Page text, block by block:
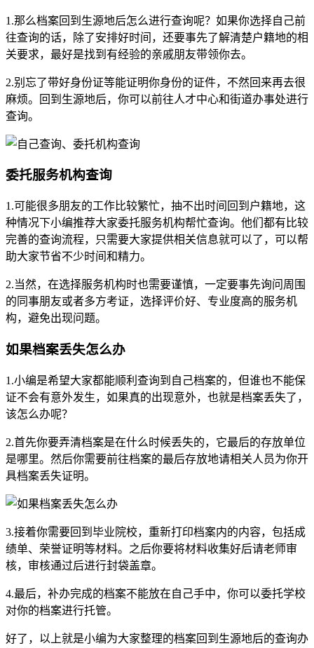
1.那么档案回到生源地后怎么进行查询呢？如果你选择自己前
往查询的话，除了安排好时间，还要事先了解清楚户籍地的相
关要求，最好是找到有经验的亲戚朋友带领你去。
2.别忘了带好身份证等能证明你身份的证件，不然回来再去很
麻烦。回到生源地后，你可以前往人才中心和街道办事处进行
查询。
委托服务机构查询
1.可能很多朋友的工作比较繁忙，抽不出时间回到户籍地，这
种情况下小编推荐大家委托服务机构帮忙查询。他们都有比较
完善的查询流程，只需要大家提供相关信息就可以了，可以帮
助大家节省不少时间和精力。
2.当然，在选择服务机构时也需要谨慎，一定要事先询问周围
的同事朋友或者多方考证，选择评价好、专业度高的服务机
构，避免出现问题。
如果档案丢失怎么办
1.小编是希望大家都能顺利查询到自己档案的，但谁也不能保
证不会有意外发生，如果真的出现意外，也就是档案丢失了，
该怎么办呢？
2.首先你要弄清档案是在什么时候丢失的，它最后的存放单位
是哪里。然后你需要前往档案的最后存放地请相关人员为你开
具档案丢失证明。
3.接着你需要回到毕业院校，重新打印档案内的内容，包括成
绩单、荣誉证明等材料。之后你要将材料收集好后请老师审
核，审核通过后进行封袋盖章。
4.最后，补办完成的档案不能放在自己手中，你可以委托学校
对你的档案进行托管。
好了，以上就是小编为大家整理的档案回到生源地后的查询办